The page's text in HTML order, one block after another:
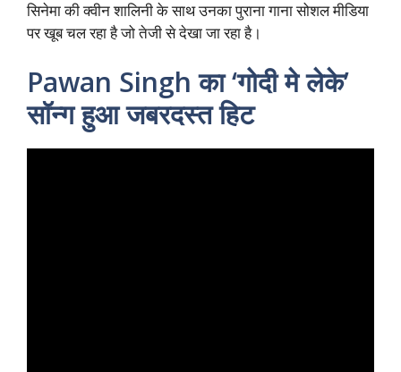
सिनेमा की क्वीन शालिनी के साथ उनका पुराना गाना सोशल मीडिया
पर खूब चल रहा है जो तेजी से देखा जा रहा है।
Pawan Singh का ‘गोदी मे लेके’
सॉन्ग हुआ जबरदस्त हिट